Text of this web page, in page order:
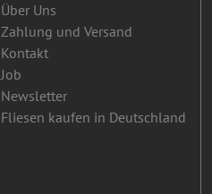
Über Uns
Zahlung und Versand
Kontakt
Job
Newsletter
Fliesen kaufen in Deutschland